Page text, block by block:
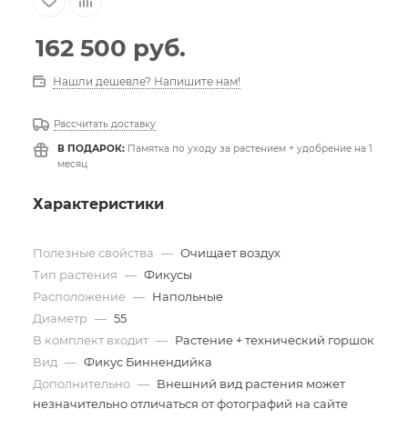
162 500 руб.
Нашли дешевле? Напишите нам!
Рассчитать доставку
В ПОДАРОК: Памятка по уходу за растением + удобрение на 1
месяц
Характеристики
Полезные свойства — Очищает воздух
Тип растения — Фикусы
Расположение — Напольные
Диаметр — 55
В комплект входит — Растение + технический горшок
Вид — Фикус Биннендийка
Дополнительно — Внешний вид растения может
незначительно отличаться от фотографий на сайте